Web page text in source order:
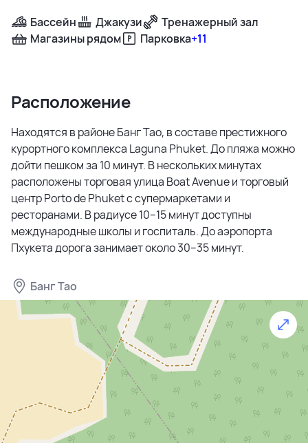
озерами, садами и парками. Одноэтажные виллы с
бассейнами и террасами предлагают приватность и
спальнями. Варианты с тремя спальнями имеют
площадь 436 м², с четырьмя — 556 м². В каждой вилле
предусмотрен собственный бассейн с джакузи,
просторная гостиная, кухня, парковка и
дополнительные сервисные зоны.
Жители получают доступ к инфраструктуре Laguna
Lakelands: олимпийский бассейн, спортивный центр,
Tree Wellness Retreat, ботанические сады и парки,
прогулочные и велосипедные маршруты
протяженностью 15 км. В центре города внутри
комплекса находятся рестораны и магазины, работает
круглосуточная охрана и консьерж-сервис,
предоставляются услуги по аренде и обслуживанию
Расположение проекта позволяет совмещать отдых и
комфортную жизнь. До международного аэропорта
Бассейн Джакузи
Тренажерный зал
Магазины рядом
Парковка+11
Расположение
Находятся в районе Банг Тао, в составе престижного
курортного комплекса Laguna Phuket. До пляжа можно
дойти пешком за 10 минут. В нескольких минутах
расположены торговая улица Boat Avenue и торговый
центр Porto de Phuket с супермаркетами и
ресторанами. В радиусе 10–15 минут доступны
международные школы и госпиталь. До аэропорта
Пхукета дорога занимает около 30–35 минут.
Банг Тао